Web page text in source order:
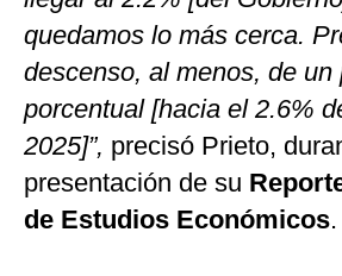
quedamos lo más cerca.
descenso, al menos, de un
porcentual [hacia el 2.6%
2025]”, precisó Prieto,
presentación de su
de Estudios Económicos.